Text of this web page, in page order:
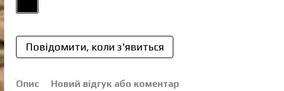
Повідомити, коли з'явиться
Опис Новий відгук або коментар